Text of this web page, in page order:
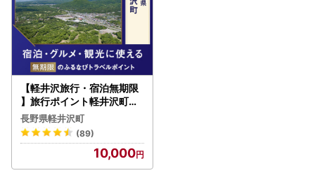
【軽井沢旅行・宿泊無期限
】旅行ポイント軽井沢町ふ
るなびトラベルポイント
長野県軽井沢町
(89)
10,000